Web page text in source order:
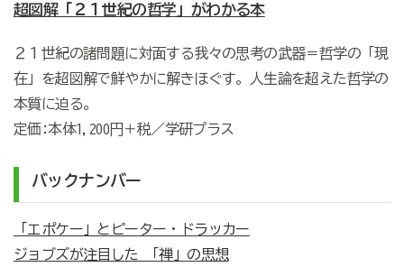
超図解「２１世紀の哲学」がわかる本
２１世紀の諸問題に対面する我々の思考の武器＝哲学の「現
在」を超図解で鮮やかに解きほぐす。人生論を超えた哲学の
本質に迫る。
定価:本体1,200円＋税／学研プラス
バックナンバー
「エポケー」とピーター・ドラッカー
ジョブズが注目した 「禅」の思想